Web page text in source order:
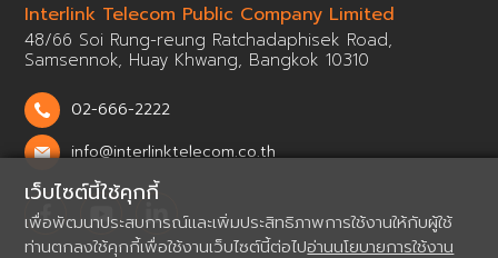
Interlink Telecom Public Company Limited
48/66 Soi Rung-reung Ratchadaphisek Road,
Samsennok, Huay Khwang, Bangkok 10310
02-666-2222
info@interlinktelecom.co.th
เว็บไซต์นี้ใช้คุกกี้
เพื่อพัฒนาประสบการณ์และเพิ่มประสิทธิภาพการใช้งานให้กับผู้ใช้
ท่านตกลงใช้คุกกี้เพื่อใช้งานเว็บไซต์นี้ต่อไปอ่านนโยบายการใช้งาน